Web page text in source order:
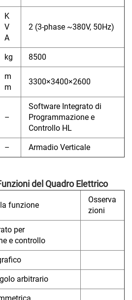
K
V
A
2 (3-phase ~380V, 50Hz)
kg 8500
m
m
3300×3400×2600
–
Software Integrato di
Programmazione e
Controllo HL
– Armadio Verticale
del Quadro Elettrico
funzione
Osserva
zioni
per
e controllo
arbitrario